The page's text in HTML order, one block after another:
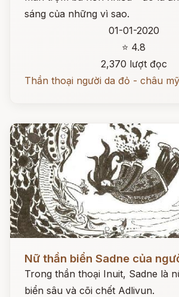
sáng của những vì sao.
01-01-2020
⭐ 4.8
2,370 lượt đọc
Thần thoại người da đỏ - châu
Nữ thần biển Sadne của
Trong thần thoại Inuit, Sadne là
biển sâu và cõi chết Adlivun.